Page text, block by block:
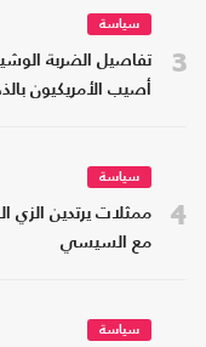
3
سياسة
تفاصيل الضربة
أصيب الأمريكيون
4
سياسة
ممثلات يرتدين
مع السيسي
سياسة